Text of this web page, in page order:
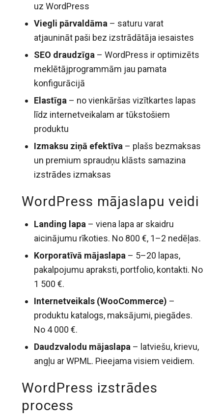
uz WordPress
Viegli pārvaldāma – saturu varat
atjaunināt paši bez izstrādātāja iesaistes
SEO draudzīga – WordPress ir optimizēts
meklētājprogrammām jau pamata
konfigurācijā
Elastīga – no vienkāršas vizītkartes lapas
līdz internetveikalam ar tūkstošiem
produktu
Izmaksu ziņā efektīva – plašs bezmaksas
un premium spraudņu klāsts samazina
izstrādes izmaksas
WordPress mājaslapu veidi
Landing lapa – viena lapa ar skaidru
aicinājumu rīkoties. No 800 €, 1–2 nedēļas.
Korporatīvā mājaslapa – 5–20 lapas,
pakalpojumu apraksti, portfolio, kontakti. No
1 500 €.
Internetveikals (WooCommerce) –
produktu katalogs, maksājumi, piegādes.
No 4 000 €.
Daudzvalodu mājaslapa – latviešu, krievu,
angļu ar WPML. Pieejama visiem veidiem.
WordPress izstrādes
process